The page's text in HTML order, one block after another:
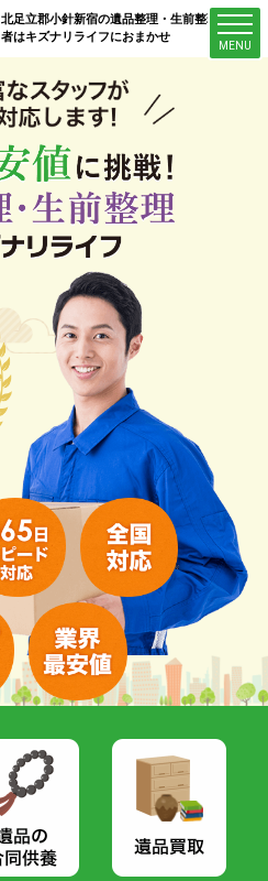
北足立郡小針新宿の遺品整理・生前整理業
者はキズナリライフにおまかせ